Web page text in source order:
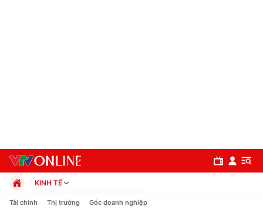
KINH TẾ
Chính trị
Tài chính Thị trường Góc doanh nghiệp